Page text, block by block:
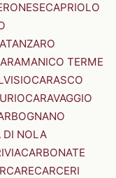
CAPRIOLO
TERME
CARASCO
CARAVAGGIO
DI NOLA
CARBONATE
CARCERI